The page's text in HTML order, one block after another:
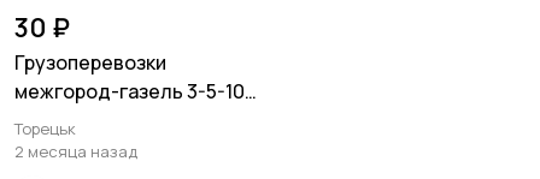
30 ₽
Грузоперевозки
межгород-газель 3-5-10
тонн
Торецьк
2 месяца назад